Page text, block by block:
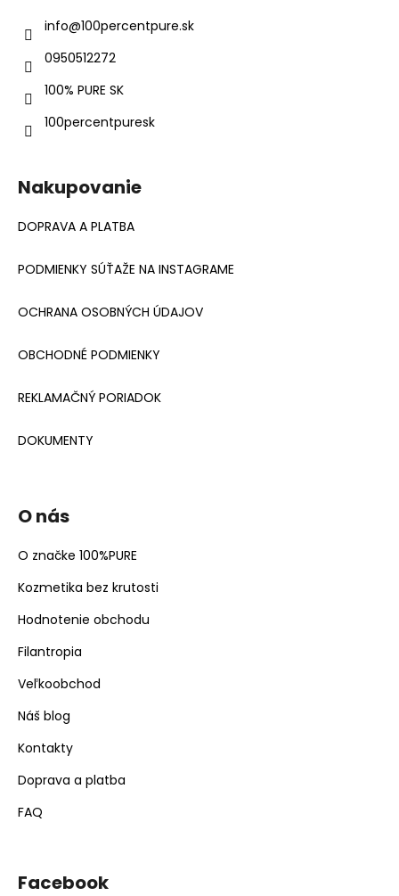
info@100percentpure.sk
0950512272
100% PURE SK
100percentpuresk
Nakupovanie
DOPRAVA A PLATBA
PODMIENKY SÚŤAŽE NA INSTAGRAME
OCHRANA OSOBNÝCH ÚDAJOV
OBCHODNÉ PODMIENKY
REKLAMAČNÝ PORIADOK
DOKUMENTY
O nás
O značke 100%PURE
Kozmetika bez krutosti
Hodnotenie obchodu
Filantropia
Veľkoobchod
Náš blog
Kontakty
Doprava a platba
FAQ
Facebook